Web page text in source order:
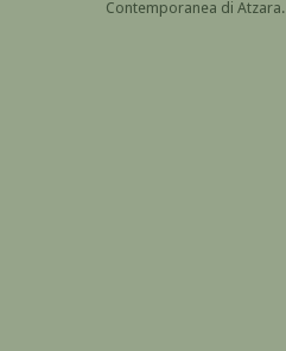
Contemporanea di Atzara.